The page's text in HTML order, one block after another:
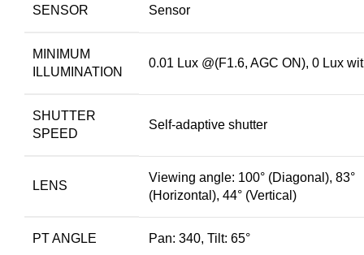
SENSOR
Sensor
MINIMUM
ILLUMINATION
0.01 Lux @(F1.6, AGC ON), 0 Lux
SHUTTER
SPEED
Self-adaptive shutter
LENS
Viewing angle: 100° (Diagonal), 83°
(Horizontal), 44° (Vertical)
PT ANGLE Pan: 340, Tilt: 65°